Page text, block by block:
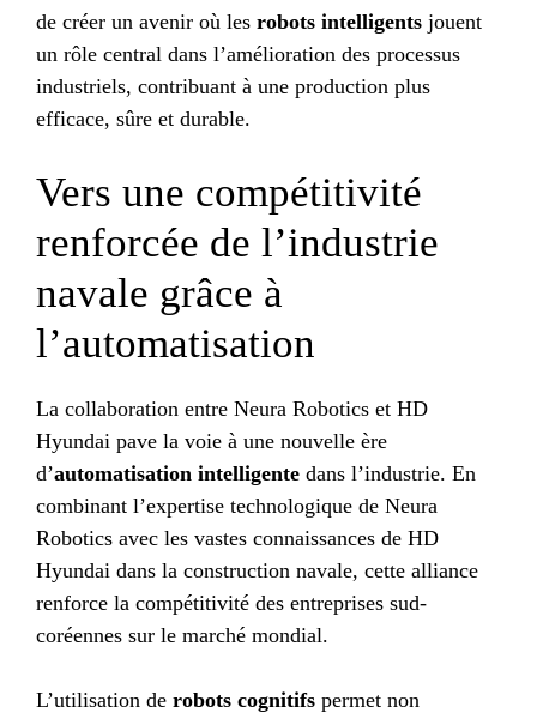
de créer un avenir où les robots intelligents jouent
un rôle central dans l’amélioration des processus
industriels, contribuant à une production plus
efficace, sûre et durable.
Vers une compétitivité
renforcée de l’industrie
navale grâce à
l’automatisation
La collaboration entre Neura Robotics et HD
Hyundai pave la voie à une nouvelle ère
d’automatisation intelligente dans l’industrie. En
combinant l’expertise technologique de Neura
Robotics avec les vastes connaissances de HD
Hyundai dans la construction navale, cette alliance
renforce la compétitivité des entreprises sud-
coréennes sur le marché mondial.
L’utilisation de robots cognitifs permet non